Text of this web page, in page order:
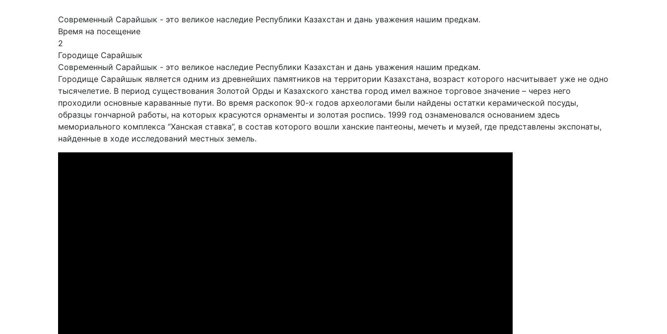
Современный Сарайшык - это великое наследие Республики Казахстан и дань уважения нашим предкам.
Время на посещение
2
Городище Сарайшык
Современный Сарайшык - это великое наследие Республики Казахстан и дань уважения нашим предкам.
Городище Сарайшык является одним из древнейших памятников на территории Казахстана, возраст которого насчитывает уже не одно
тысячелетие. В период существования Золотой Орды и Казахского ханства город имел важное торговое значение – через него
проходили основные караванные пути. Во время раскопок 90-х годов археологами были найдены остатки керамической посуды,
образцы гончарной работы, на которых красуются орнаменты и золотая роспись. 1999 год ознаменовался основанием здесь
мемориального комплекса “Ханская ставка”, в состав которого вошли ханские пантеоны, мечеть и музей, где представлены экспонаты,
найденные в ходе исследований местных земель.